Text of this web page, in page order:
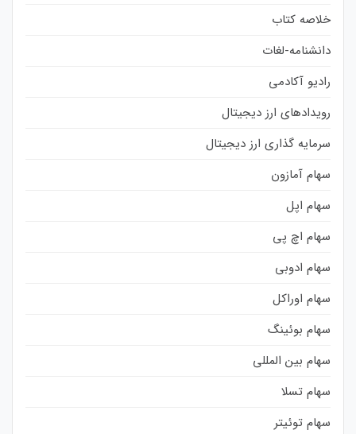
خلاصه کتاب
دانشنامه-لغات
رادیو آکادمی
رویدادهای ارز دیجیتال
سرمایه گذاری ارز دیجیتال
سهام آمازون
سهام اپل
سهام اچ پی
سهام ادوبی
سهام اوراکل
سهام بوئینگ
سهام بین المللی
سهام تسلا
سهام توئیتر